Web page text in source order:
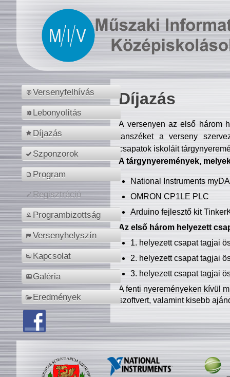
Versenyfelhívás
Lebonyolítás
Díjazás
Szponzorok
Program
Regisztráció
Programbizottság
Versenyhelyszín
Kapcsolat
Galéria
Eredmények
Díjazás
A versenyen az első három
tanszéket a verseny
csapatok iskoláit
A tárgynyeremények,
National Instruments
OMRON CP1LE PLC
Arduino fejlesztő kit
Az első három helyezett
1. helyezett csapat tagjai
2. helyezett csapat tagjai
3. helyezett csapat tagjai
A fenti nyereményeken kívül
szoftvert, valamint kisebb